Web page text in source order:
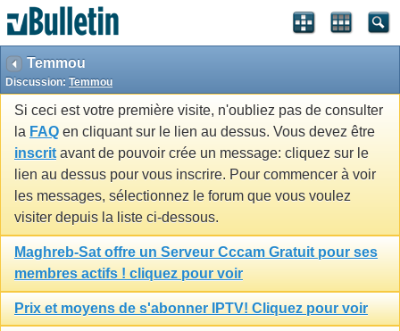
Temmou
Discussion: Temmou
Si ceci est votre première visite, n'oubliez pas de consulter
la FAQ en cliquant sur le lien au dessus. Vous devez être
inscrit avant de pouvoir crée un message: cliquez sur le
lien au dessus pour vous inscrire. Pour commencer à voir
les messages, sélectionnez le forum que vous voulez
visiter depuis la liste ci-dessous.
Maghreb-Sat offre un Serveur Cccam Gratuit pour ses
membres actifs ! cliquez pour voir
Prix et moyens de s'abonner IPTV! Cliquez pour voir